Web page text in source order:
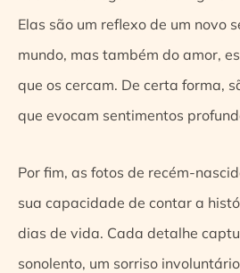
Elas são um reflexo de um novo
mundo, mas também do amor,
que os cercam. De certa forma,
que evocam sentimentos
Por fim, as fotos de recém-
sua capacidade de contar a
dias de vida. Cada detalhe
sonolento, um sorriso